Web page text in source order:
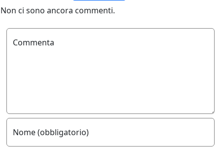
Non ci sono ancora commenti.
Commenta
Nome (obbligatorio)